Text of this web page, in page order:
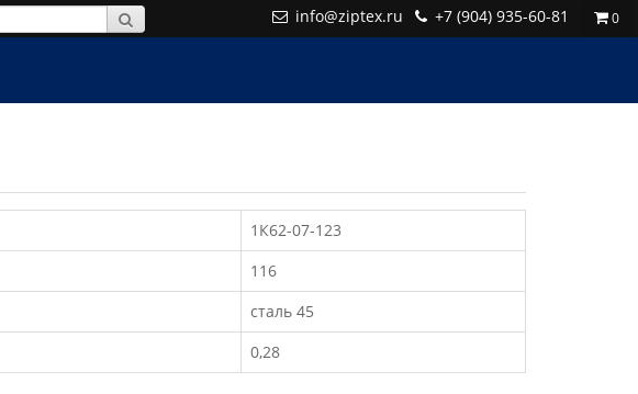
info@ziptex.ru +7 (904) 935-60-81 0
1К62-07-123
116
сталь 45
0,28